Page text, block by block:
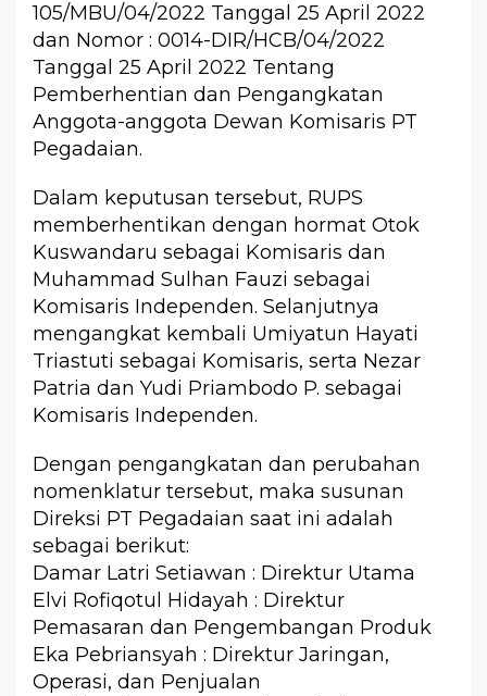
105/MBU/04/2022 Tanggal 25 April 2022
dan Nomor : 0014-DIR/HCB/04/2022
Tanggal 25 April 2022 Tentang
Pemberhentian dan Pengangkatan
Anggota-anggota Dewan Komisaris PT
Pegadaian.
Dalam keputusan tersebut, RUPS
memberhentikan dengan hormat Otok
Kuswandaru sebagai Komisaris dan
Muhammad Sulhan Fauzi sebagai
Komisaris Independen. Selanjutnya
mengangkat kembali Umiyatun Hayati
Triastuti sebagai Komisaris, serta Nezar
Patria dan Yudi Priambodo P. sebagai
Komisaris Independen.
Dengan pengangkatan dan perubahan
nomenklatur tersebut, maka susunan
Direksi PT Pegadaian saat ini adalah
sebagai berikut:
Damar Latri Setiawan : Direktur Utama
Elvi Rofiqotul Hidayah : Direktur
Pemasaran dan Pengembangan Produk
Eka Pebriansyah : Direktur Jaringan,
Operasi, dan Penjualan